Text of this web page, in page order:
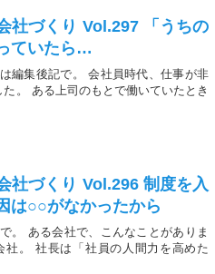
社づくり Vol.297 「うちの
ていたら…
編集後記で。 会社員時代、仕事が非
。 ある上司のもとで働いていたとき
社づくり Vol.296 制度を入
は○○がなかったから
。 ある会社で、こんなことがありま
社。 社長は「社員の人間力を高めた